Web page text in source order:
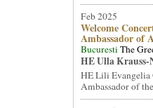
Feb 2025
Welcome
Ambassador of
BucurestiThe
HE Ulla Krauss-
HE Lili Evangelia
Ambassador of